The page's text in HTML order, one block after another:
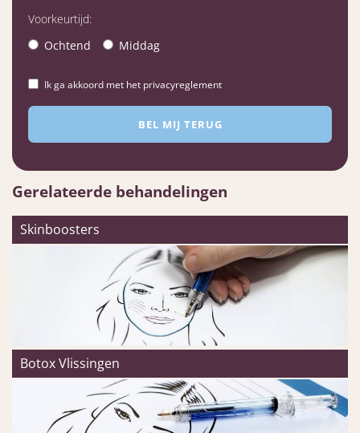
Voorkeurtijd:
Ochtend
Middag
Ik ga akkoord met het privacyreglement
Gerelateerde behandelingen
Skinboosters
Botox Vlissingen